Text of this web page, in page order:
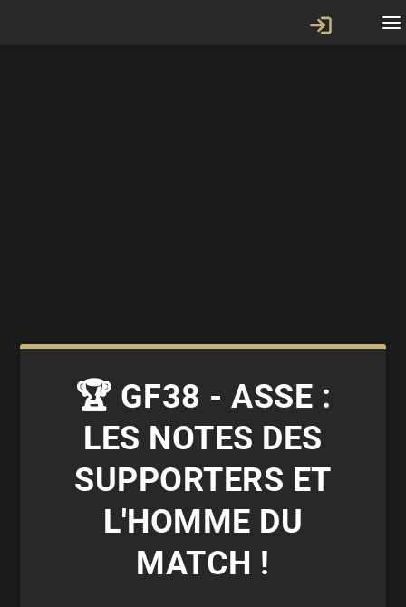
🏆 GF38 - ASSE :
LES NOTES DES
SUPPORTERS ET
L'HOMME DU
MATCH !